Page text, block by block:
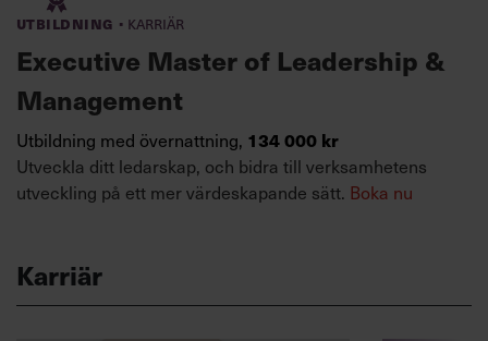
Utbildning · Karriär
Executive Master of Leadership &
Management
Utbildning med övernattning, 134 000 kr
Utveckla ditt ledarskap, och bidra till verksamhetens
utveckling på ett mer värdeskapande sätt. Boka nu
Karriär